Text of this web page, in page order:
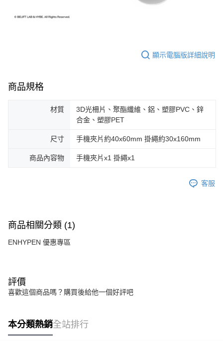
顯示電腦版詳細說明
商品規格
材質
3D光柵片、聚酯纖維、鋁、塑膠PVC、鋅
合金、塑膠PET
尺寸 手機夾片約40x60mm 掛繩約30x160mm
商品內容物 手機夾片x1 掛繩x1
客服
商品相關分類 (1)
ENHYPEN 優惠專區
評價
喜歡這個商品嗎？購買後給他一個好評吧
本分類熱銷全站排行